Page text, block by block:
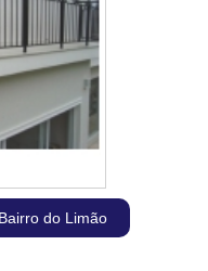
do Limão